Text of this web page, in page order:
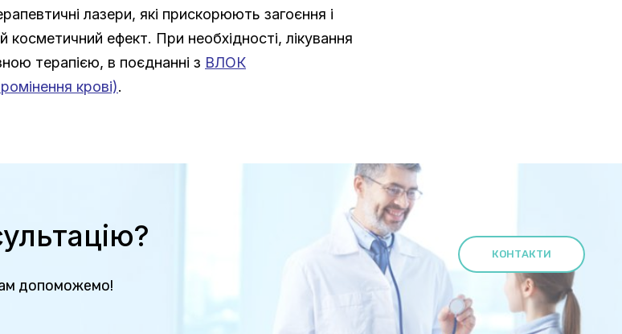
лазери, які прискорюють загоєння і
ефект. При необхідності, лікування
терапією, в поєднанні з ВЛОК
крові).
допоможемо!
КОНТАКТИ